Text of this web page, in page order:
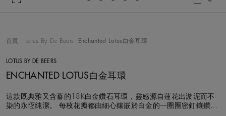
首頁 Lotus By De Beers Enchanted Lotus白金耳環
LOTUS BY DE BEERS
ENCHANTED LOTUS白金耳環
這款既典雅又含蓄的18K白金鑽石耳環，靈感源自蓮花出淤泥而不
染的永恆純潔。 每枚花瓣都由細心鑲嵌於白金的一圈圈密釘鑲鑽組